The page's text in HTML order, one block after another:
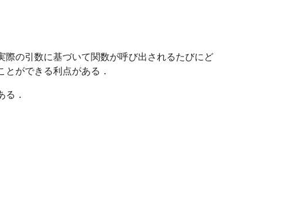
の引数に基づいて関数が呼び出されるたびにど
ができる利点がある．
．